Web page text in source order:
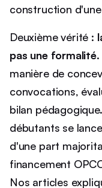
construction
Deuxième vérité :
pas une formalité.
manière de
convocations,
bilan
débutants se
d'une part
financement
Nos articles